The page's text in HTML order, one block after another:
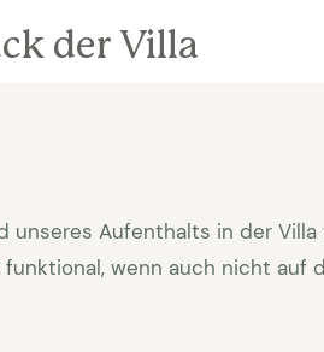
der Villa
unseres Aufenthalts in der
wenn auch nicht auf
ist garantiert. Infolge der grossen